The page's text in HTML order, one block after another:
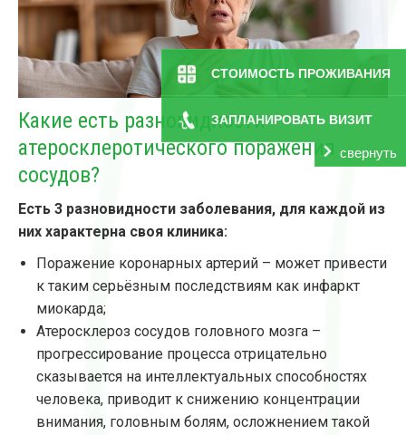
СТОИМОСТЬ ПРОЖИВАНИЯ
ЗАПЛАНИРОВАТЬ ВИЗИТ
свернуть
Какие есть разновидности
атеросклеротического поражения
сосудов?
Есть 3 разновидности заболевания, для каждой из
них характерна своя клиника:
Поражение коронарных артерий – может привести
к таким серьёзным последствиям как инфаркт
миокарда;
Атеросклероз сосудов головного мозга –
прогрессирование процесса отрицательно
сказывается на интеллектуальных способностях
человека, приводит к снижению концентрации
внимания, головным болям, осложнением такой